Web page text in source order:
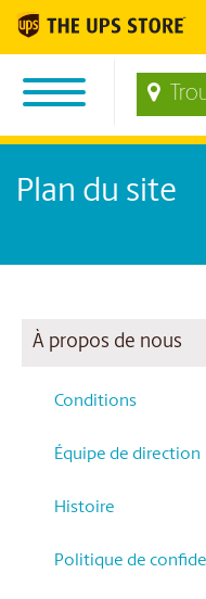
Plan du site
À propos de nous
Conditions
Équipe de direction
Histoire
Politique de